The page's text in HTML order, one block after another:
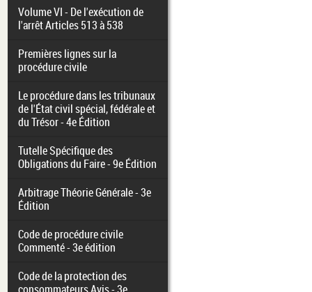
Volume VI - De l'exécution de
l'arrêt Articles 513 à 538
Premières lignes sur la
procédure civile
Le procédure dans les tribunaux
de l'État civil spécial, fédérale et
du Trésor - 4e Édition
Tutelle Spécifique des
Obligations du Faire - 9e Édition
Arbitrage Théorie Générale - 3e
Édition
Code de procédure civile
Commenté - 3e édition
Code de la protection des